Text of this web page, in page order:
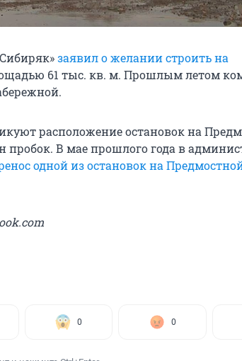
заявил о желании строить на
61 тыс. кв. м. Прошлым летом
расположение остановок на
пробок. В мае прошлого года в
одной из остановок на
0 0